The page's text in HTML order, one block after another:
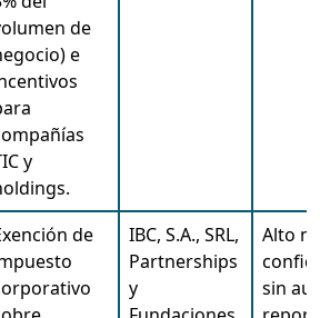
de
e
y
de
IBC, S.A., SRL,
Partnerships
y
Alto
sin